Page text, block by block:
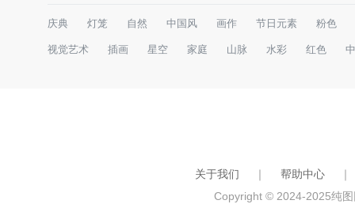
庆典 灯笼 自然 中国风 画作 节日元素 粉色
视觉艺术 插画 星空 家庭 山脉 水彩 红色
关于我们 ｜ 帮助中心
｜
Copyright © 2024-2025纯